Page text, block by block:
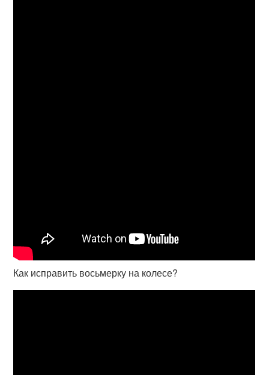
Как исправить восьмерку на колесе?